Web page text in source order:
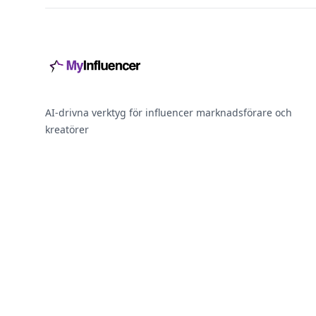
AI-drivna verktyg för influencer marknadsförare och
kreatörer